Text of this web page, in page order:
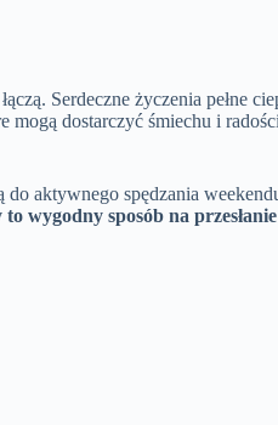
Serdeczne życzenia pełne
dostarczyć śmiechu i
aktywnego spędzania
wygodny sposób na